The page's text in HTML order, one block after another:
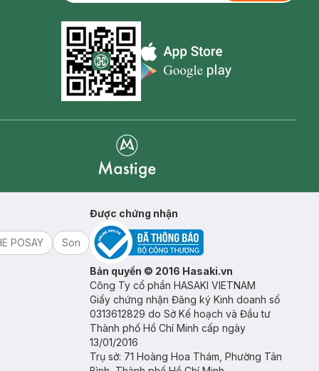
Appstore icon
POSAY
Son
Được chứng nhận
Bản quyền © 2016 Hasaki.vn
Công Ty cổ phần HASAKI VIETNAM
Giấy chứng nhận Đăng ký Kinh doanh số
0313612829 do Sở Kế hoạch và Đầu tư
Thành phố Hồ Chí Minh cấp ngày
13/01/2016
Trụ sở: 71 Hoàng Hoa Thám, Phường Tân